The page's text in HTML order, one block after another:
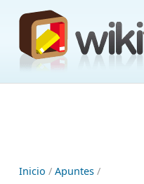
Inicio / Apuntes /